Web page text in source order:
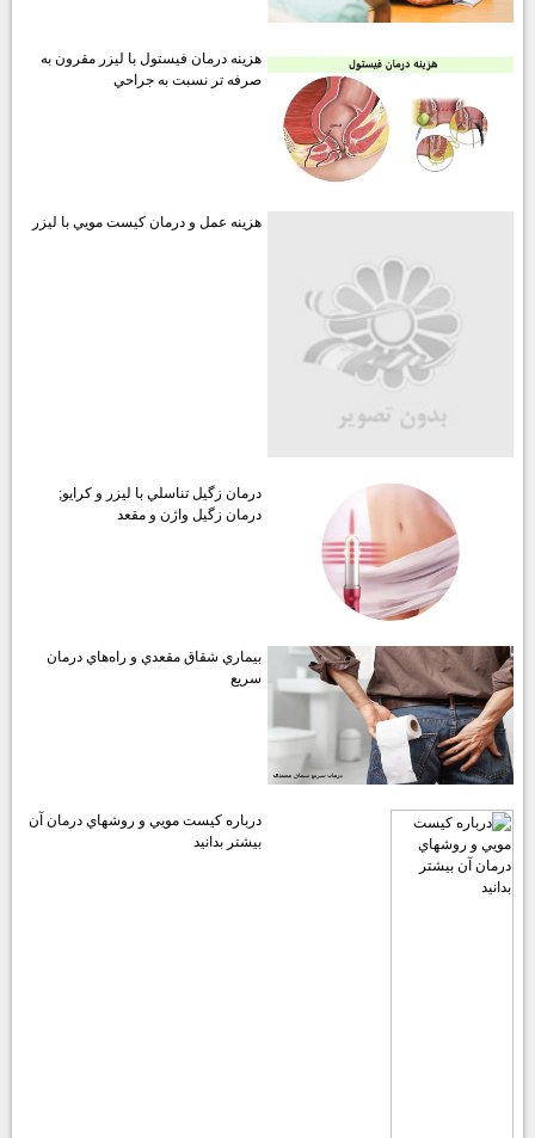
هزينه درمان فيستول با ليزر مقرون به
صرفه تر نسبت به جراحي
هزينه عمل و درمان كيست مويي با ليزر
درمان زگيل تناسلي با ليزر و كرايو;
درمان زگيل واژن و مقعد
بيماري شقاق مقعدي و راه‌هاي درمان
سريع
درباره كيست مويي و روشهاي درمان آن
بيشتر بدانيد